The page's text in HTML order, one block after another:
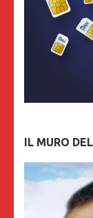
IL MURO